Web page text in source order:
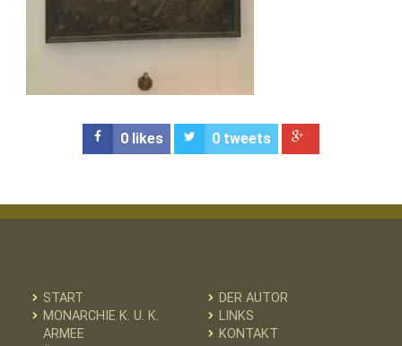
0 likes 0 tweets
START
MONARCHIE K. U. K.
ARMEE
DER AUTOR
LINKS
KONTAKT